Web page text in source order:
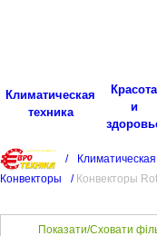
Климатическая
техника
Красота
и
/
Конвекторы
/ Конвекторы
Показати/Сховати